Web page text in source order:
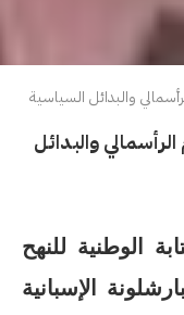
والبدائل السياسية
والبدائل
الوطنية للنهح
الإسبانية